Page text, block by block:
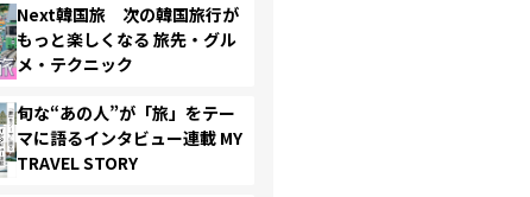
Next韓国旅 次の韓国旅行が
もっと楽しくなる 旅先・グル
メ・テクニック
旬な“あの人”が「旅」をテー
マに語るインタビュー連載 MY
TRAVEL STORY